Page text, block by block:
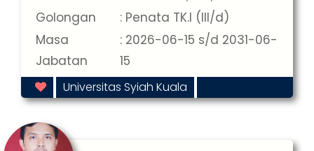
Golongan
: Penata TK.I (III/d)
Masa
Jabatan
: 2026-06-15 s/d 2031-06-
15
Universitas Syiah Kuala